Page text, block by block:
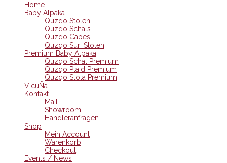
Home
Baby Alpaka
Quzqo Stolen
Quzqo Schals
Quzqo Capes
Quzqo Suri Stolen
Premium Baby Alpaka
Quzqo Schal Premium
Quzqo Plaid Premium
Quzqo Stola Premium
VicuÑa
Kontakt
Mail
Showroom
Händleranfragen
Shop
Mein Account
Warenkorb
Checkout
Events / News